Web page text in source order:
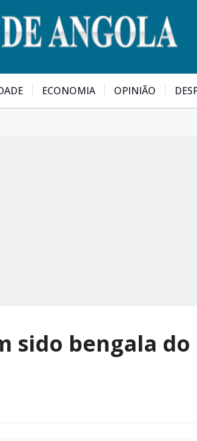
ECONOMIA OPINIÃO
sido bengala do